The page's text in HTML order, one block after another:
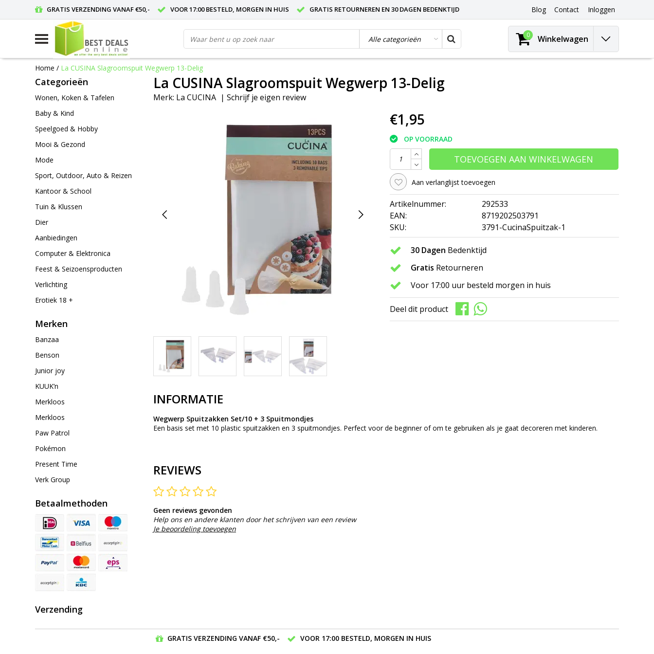
GRATIS VERZENDING VANAF €50,- VOOR 17:00 BESTELD, MORGEN IN HUIS GRATIS RETOURNEREN EN 30 DAGEN BEDENKTIJD Blog Contact Inloggen
0 Winkelwagen
Home / La CUSINA Slagroomspuit Wegwerp 13-Delig
Categorieën
Wonen, Koken & Tafelen
Baby & Kind
Speelgoed & Hobby
Mooi & Gezond
Mode
Sport, Outdoor, Auto & Reizen
Kantoor & School
Tuin & Klussen
Dier
Aanbiedingen
Computer & Elektronica
Feest & Seizoensproducten
Verlichting
Erotiek 18 +
Merken
Banzaa
Benson
Junior joy
KUUK’n
Merkloos
Merkloos
Paw Patrol
Pokémon
Present Time
Verk Group
Betaalmethoden
Verzending
La CUSINA Slagroomspuit Wegwerp 13-Delig
Merk: La CUCINA | Schrijf je eigen review
€1,95
OP VOORRAAD
TOEVOEGEN AAN WINKELWAGEN
Aan verlanglijst toevoegen
Artikelnummer:
292533
EAN:
8719202503791
SKU:
3791-CucinaSpuitzak-1
30 Dagen Bedenktijd
Gratis Retourneren
Voor 17:00 uur besteld morgen in huis
Deel dit product
INFORMATIE
Wegwerp Spuitzakken Set/10 + 3 Spuitmondjes
Een basis set met 10 plastic spuitzakken en 3 spuitmondjes. Perfect voor de beginner of om te gebruiken als je gaat decoreren met kinderen.
REVIEWS
Geen reviews gevonden
Help ons en andere klanten door het schrijven van een review
Je beoordeling toevoegen
GRATIS VERZENDING VANAF €50,-
VOOR 17:00 BESTELD, MORGEN IN HUIS